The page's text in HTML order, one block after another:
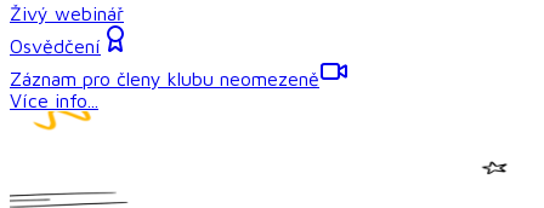
Živý webinář
Osvědčení
Záznam pro členy klubu neomezeně
Více info...